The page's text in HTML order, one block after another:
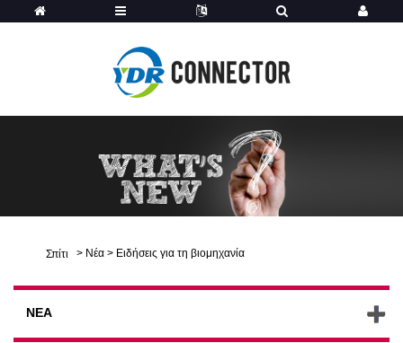
Σπίτι > Νέα > Ειδήσεις για τη βιομηχανία
ΝΈΑ